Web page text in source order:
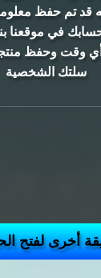
قد تم حفظ
في موقعنا
أي وقت وحفظ
سلتك الشخصية
أخرى لفتح